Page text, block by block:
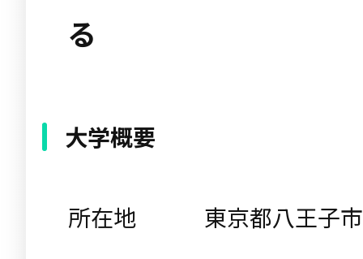
る
大学概要
所在地 東京都八王子